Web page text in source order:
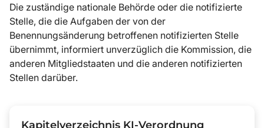
Die zuständige nationale Behörde oder die notifizierte
Stelle, die die Aufgaben der von der
Benennungsänderung betroffenen notifizierten Stelle
übernimmt, informiert unverzüglich die Kommission, die
anderen Mitgliedstaaten und die anderen notifizierten
Stellen darüber.
Kapitelverzeichnis KI-Verordnung